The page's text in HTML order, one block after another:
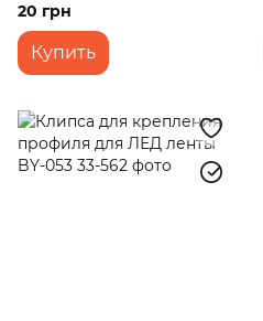
20 грн
Купить